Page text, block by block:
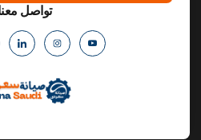
: تواصل